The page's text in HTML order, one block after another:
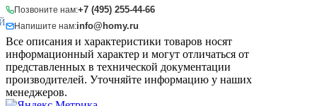
Позвоните нам:+7 (495) 255-44-66
Напишите нам:info@homy.ru
Все описания и характеристики товаров носят
информационный характер и могут отличаться от
представленных в технической документации
производителей. Уточняйте информацию у наших
менеджеров.